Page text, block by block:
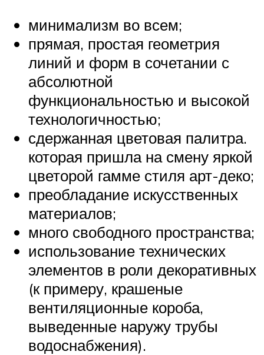
минимализм во всем;
прямая, простая геометрия
линий и форм в сочетании с
абсолютной
функциональностью и высокой
технологичностью;
сдержанная цветовая палитра.
которая пришла на смену яркой
цветорой гамме стиля арт-деко;
преобладание искусственных
материалов;
много свободного пространства;
использование технических
элементов в роли декоративных
(к примеру, крашеные
вентиляционные короба,
выведенные наружу трубы
водоснабжения).